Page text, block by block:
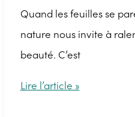
Quand les feuilles se
nature nous invite à
beauté. C’est
Couronne
Lire l’article »